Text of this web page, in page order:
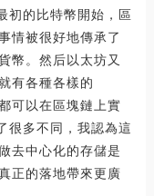
初的比特幣開始，區
情被很好地傳承了
幣。然后以太坊又
有各種各樣的
可以在區塊鏈上實
很多不同，我認為這
去中心化的存儲是
正的落地帶來更廣